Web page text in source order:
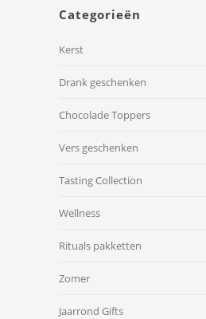
Categorieën
Kerst
Drank geschenken
Chocolade Toppers
Vers geschenken
Tasting Collection
Wellness
Rituals pakketten
Zomer
Jaarrond Gifts